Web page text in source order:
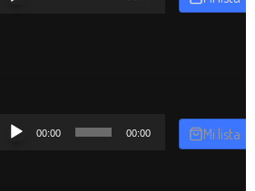
Reproductor
00:00 00:00 Mi lista